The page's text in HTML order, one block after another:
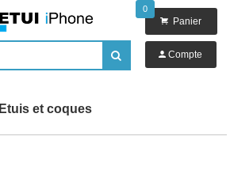

0
 Panier
 Compte
Etuis et coques